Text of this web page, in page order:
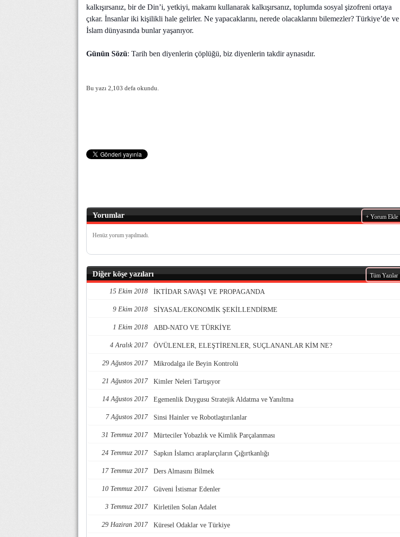
kalkışırsanız, bir de Din’i, yetkiyi, makamı kullanarak kalkışırsanız, toplumda sosyal şizofreni ortaya
çıkar. İnsanlar iki kişilikli hale gelirler. Ne yapacaklarını, nerede olacaklarını bilemezler? Türkiye’de ve
İslam dünyasında bunlar yaşanıyor.
Günün Sözü: Tarih ben diyenlerin çöplüğü, biz diyenlerin takdir aynasıdır.
Bu yazı 2,103 defa okundu.
Yorumlar + Yorum Ekle
Henüz yorum yapılmadı.
Diğer köşe yazıları Tüm Yazılar
15 Ekim 2018 İKTİDAR SAVAŞI VE PROPAGANDA
9 Ekim 2018 SİYASAL/EKONOMİK ŞEKİLLENDİRME
1 Ekim 2018 ABD-NATO VE TÜRKİYE
4 Aralık 2017 ÖVÜLENLER, ELEŞTİRENLER, SUÇLANANLAR KİM NE?
29 Ağustos 2017 Mikrodalga ile Beyin Kontrolü
21 Ağustos 2017 Kimler Neleri Tartışıyor
14 Ağustos 2017 Egemenlik Duygusu Stratejik Aldatma ve Yanıltma
7 Ağustos 2017 Sinsi Hainler ve Robotlaştırılanlar
31 Temmuz 2017 Mürteciler Yobazlık ve Kimlik Parçalanması
24 Temmuz 2017 Sapkın İslamcı araplarçıların Çığırtkanlığı
17 Temmuz 2017 Ders Almasını Bilmek
10 Temmuz 2017 Güveni İstismar Edenler
3 Temmuz 2017 Kirletilen Solan Adalet
29 Haziran 2017 Küresel Odaklar ve Türkiye